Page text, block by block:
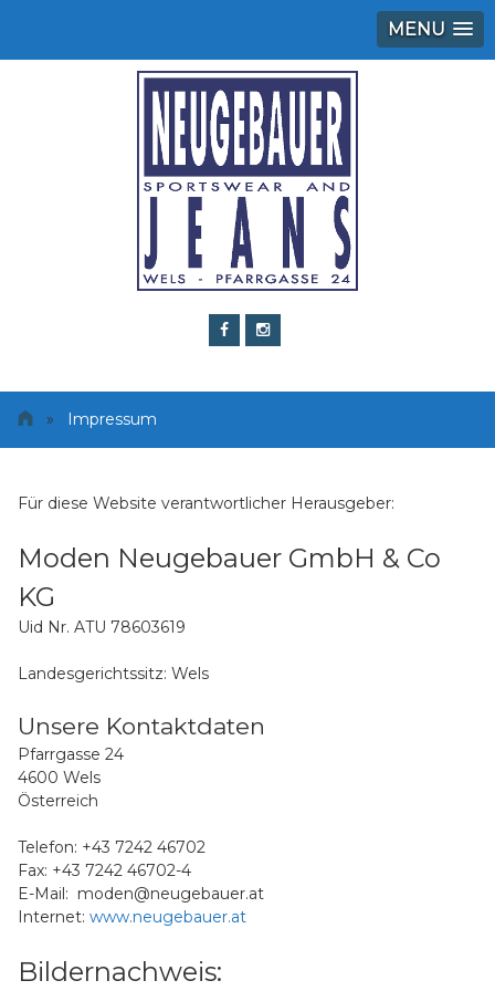
MENU
» Impressum
Für diese Website verantwortlicher Herausgeber:
Moden Neugebauer GmbH & Co
KG
Uid Nr. ATU 78603619
Landesgerichtssitz: Wels
Unsere Kontaktdaten
Pfarrgasse 24
4600 Wels
Österreich
Telefon: +43 7242 46702
Fax: +43 7242 46702-4
E-Mail: moden@neugebauer.at
Internet: www.neugebauer.at
Bildernachweis: